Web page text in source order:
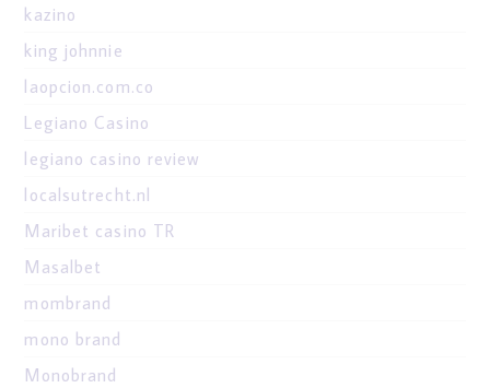
kazino
king johnnie
laopcion.com.co
Legiano Casino
legiano casino review
localsutrecht.nl
Maribet casino TR
Masalbet
mombrand
mono brand
Monobrand